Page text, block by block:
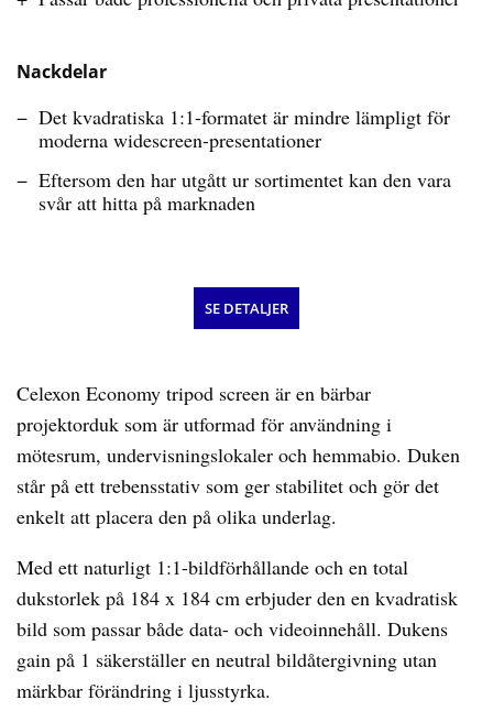
Celexon Economy tripod screen är en bärbar
projektorduk som är utformad för användning i
mötesrum, undervisningslokaler och hemmabio. Duken
står på ett trebensstativ som ger stabilitet och gör det
enkelt att placera den på olika underlag.
Med ett naturligt 1:1-bildförhållande och en total
dukstorlek på 184 x 184 cm erbjuder den en kvadratisk
bild som passar både data- och videoinnehåll. Dukens
gain på 1 säkerställer en neutral bildåtergivning utan
märkbar förändring i ljusstyrka.
Nackdelar
Det kvadratiska 1:1-formatet är mindre lämpligt för
moderna widescreen-presentationer
Eftersom den har utgått ur sortimentet kan den vara
svår att hitta på marknaden
SE DETALJER